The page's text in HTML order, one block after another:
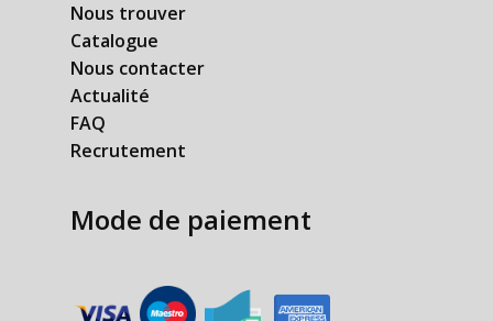
Nous trouver
Catalogue
Nous contacter
Actualité
FAQ
Recrutement
Mode de paiement